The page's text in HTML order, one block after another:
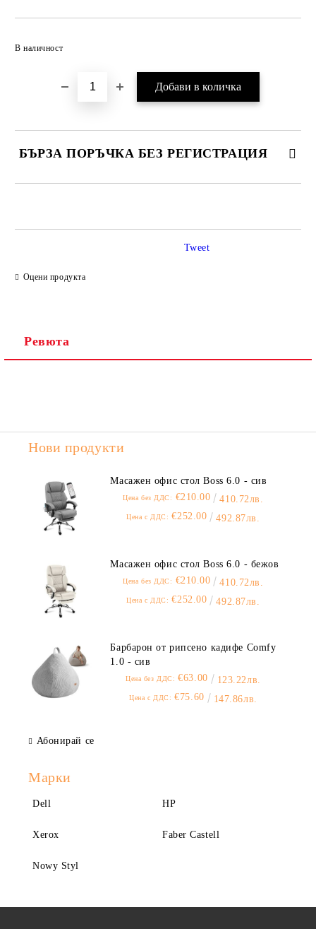
В наличност
БЪРЗА ПОРЪЧКА БЕЗ РЕГИСТРАЦИЯ
Оцени продукта
Tweet
Ревюта
Нови продукти
Масажен офис стол Boss 6.0 - сив
Цена без ДДС: €210.00 410.72лв.
Цена с ДДС: €252.00 492.87лв.
Масажен офис стол Boss 6.0 - бежов
Цена без ДДС: €210.00 410.72лв.
Цена с ДДС: €252.00 492.87лв.
Барбарон от рипсено кадифе Comfy
1.0 - сив
Цена без ДДС: €63.00 123.22лв.
Цена с ДДС: €75.60 147.86лв.
Абонирай се
Марки
Dell HP
Xerox Faber Castell
Nowy Styl